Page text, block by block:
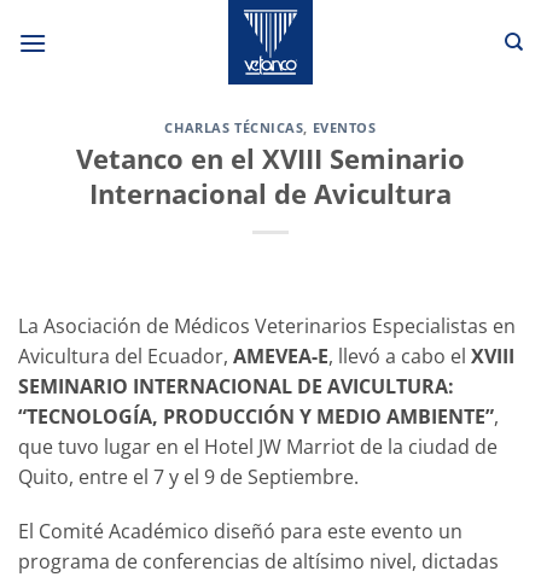
CHARLAS TÉCNICAS, EVENTOS
Vetanco en el XVIII Seminario
Internacional de Avicultura
La Asociación de Médicos Veterinarios Especialistas en
Avicultura del Ecuador, AMEVEA-E, llevó a cabo el XVIII
SEMINARIO INTERNACIONAL DE AVICULTURA:
“TECNOLOGÍA, PRODUCCIÓN Y MEDIO AMBIENTE”,
que tuvo lugar en el Hotel JW Marriot de la ciudad de
Quito, entre el 7 y el 9 de Septiembre.
El Comité Académico diseñó para este evento un
programa de conferencias de altísimo nivel, dictadas